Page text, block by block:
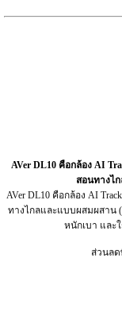
AVer DL10 คือกล้อง AI
สอนทางไ
AVer DL10 คือกล้อง AI
ทางไกลและแบบผสมผสาน
หนักเบา และ
ส่วนลด